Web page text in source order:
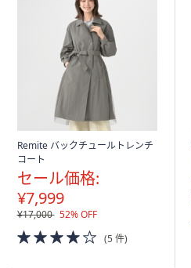
Remite バックチュールトレンチ
コート
セール価格:
¥7,999
¥17,000 52% OFF
4.0
of
(5 件)